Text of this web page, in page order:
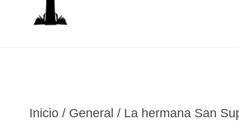
Inicio / General / La hermana San